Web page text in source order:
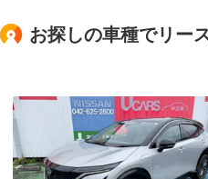
お探しの車種でリー